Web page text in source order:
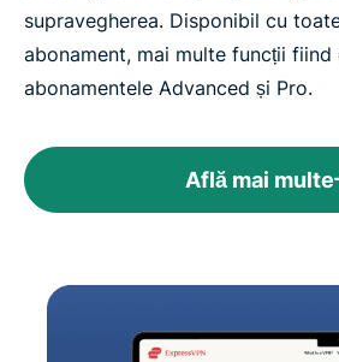
supravegherea. Disponibil cu
abonament, mai multe funcții
abonamentele Advanced și Pro.
Află mai multe